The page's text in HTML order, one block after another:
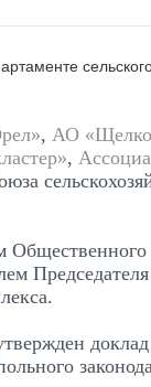
, АО
,